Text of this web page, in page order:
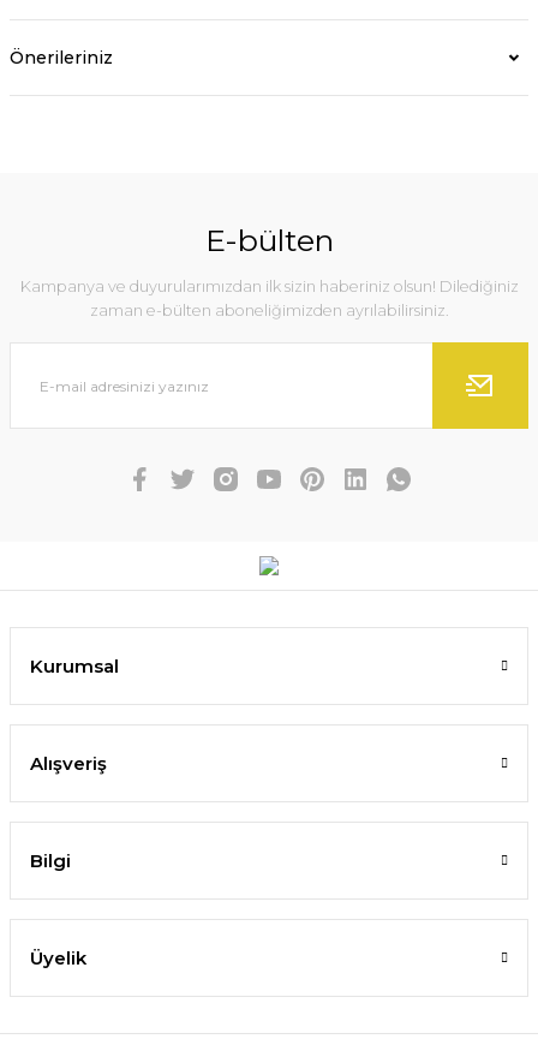
Önerileriniz
E-bülten
Kampanya ve duyurularımızdan ilk sizin haberiniz olsun! Dilediğiniz
zaman e-bülten aboneliğimizden ayrılabilirsiniz.
Kurumsal
Alışveriş
Bilgi
Üyelik